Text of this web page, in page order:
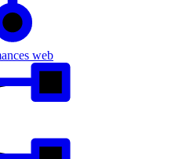
web